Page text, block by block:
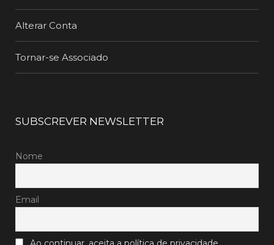
Alterar Conta
Tornar-se Associado
SUBSCREVER NEWSLETTER
Nome
Email